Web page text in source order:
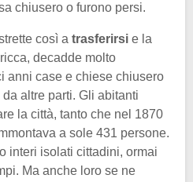
chiusero o furono persi.
così a trasferirsi e la
decadde molto
anni case e chiese chiusero
altre parti. Gli abitanti
la città, tanto che nel 1870
a sole 431 persone.
interi isolati cittadini, ormai
Ma anche loro se ne